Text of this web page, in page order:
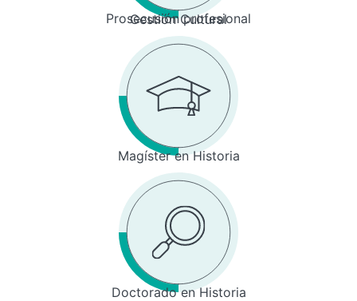
Prosecusión profesional
Gestión Cultural
Magíster en Historia
Doctorado en Historia